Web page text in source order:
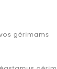
gėrimams